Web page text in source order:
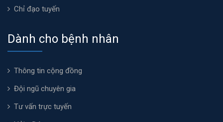
Chỉ đạo tuyến
Dành cho bệnh nhân
Thông tin cộng đồng
Đội ngũ chuyên gia
Tư vấn trực tuyến